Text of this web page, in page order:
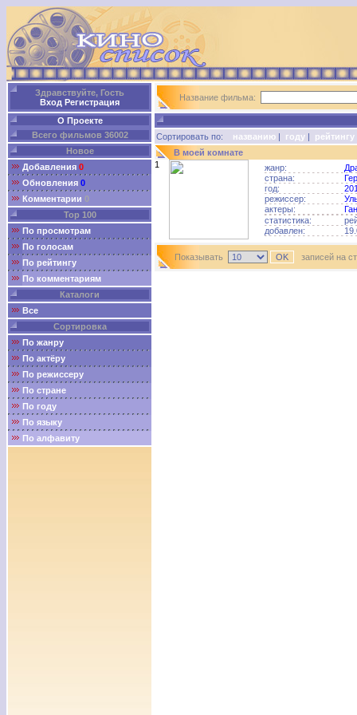
Здравствуйте, Гость
Вход Регистрация
О Проекте
Всего фильмов 36002
Новое
Добавления 0
Обновления 0
Комментарии 0
Top 100
По просмотрам
По голосам
По рейтингу
По комментариям
Каталоги
Все
Сортировка
По жанру
По актёру
По режиссеру
По стране
По году
По языку
По алфавиту
Название фильма:
Сортировать по: названию | году | рейтингу
В моей комнате
1
жанр:
страна:
год:
режиссер:
актеры:
статистика:
добавлен:
Показывать записей на